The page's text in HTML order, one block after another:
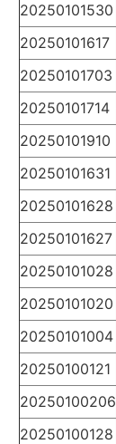
20250101530
20250101617
20250101703
20250101714
20250101910
20250101631
20250101628
20250101627
20250101028
20250101020
20250101004
20250100121
20250100206
20250100128